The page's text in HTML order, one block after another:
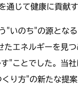
じて健康に貢献
"いのち"の源とな
エネルギーを見
"ことでした。当
方"の新たな提